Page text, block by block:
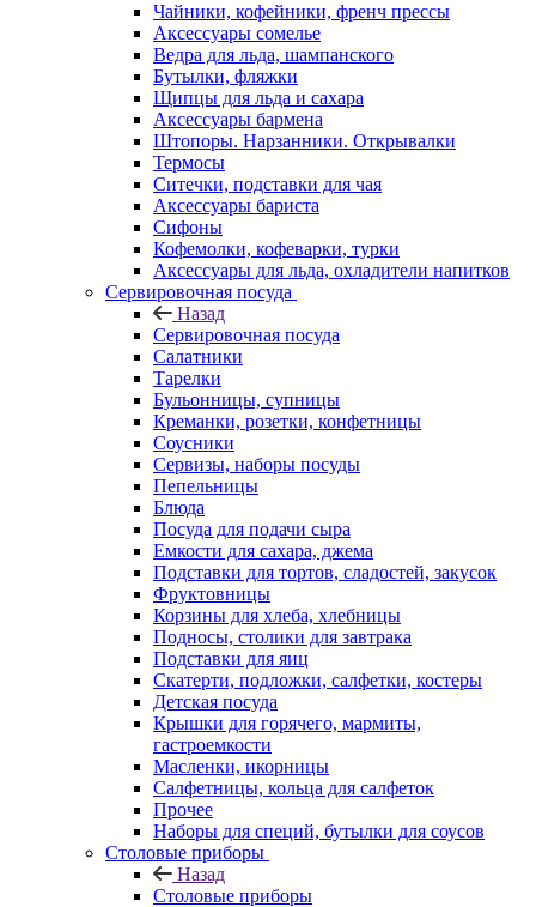
Чайники, кофейники, френч прессы
Аксессуары сомелье
Ведра для льда, шампанского
Бутылки, фляжки
Щипцы для льда и сахара
Аксессуары бармена
Штопоры. Нарзанники. Открывалки
Термосы
Ситечки, подставки для чая
Аксессуары бариста
Сифоны
Кофемолки, кофеварки, турки
Аксессуары для льда, охладители напитков
Сервировочная посуда
Назад
Сервировочная посуда
Салатники
Тарелки
Бульонницы, супницы
Креманки, розетки, конфетницы
Соусники
Сервизы, наборы посуды
Пепельницы
Блюда
Посуда для подачи сыра
Емкости для сахара, джема
Подставки для тортов, сладостей, закусок
Фруктовницы
Корзины для хлеба, хлебницы
Подносы, столики для завтрака
Подставки для яиц
Скатерти, подложки, салфетки, костеры
Детская посуда
Крышки для горячего, мармиты,
гастроемкости
Масленки, икорницы
Салфетницы, кольца для салфеток
Прочее
Наборы для специй, бутылки для соусов
Столовые приборы
Назад
Столовые приборы